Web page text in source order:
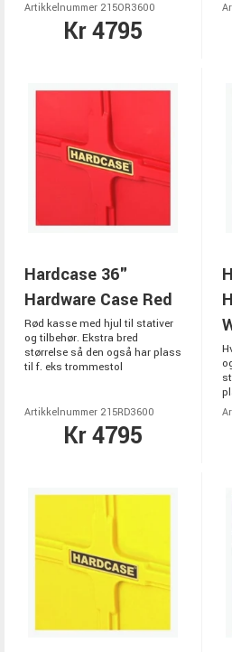
Artikkelnummer 215OR3600
Kr 4795
Hardcase 36"
Hardware Case Red
Rød kasse med hjul til stativer
og tilbehør. Ekstra bred
størrelse så den også har plass
til f. eks trommestol
Artikkelnummer 215RD3600
Kr 4795